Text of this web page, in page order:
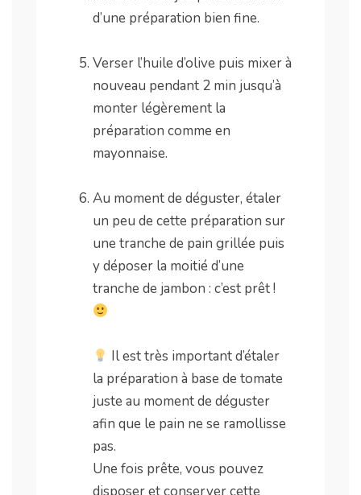
d’une préparation bien fine.
Verser l’huile d’olive puis mixer à
nouveau pendant 2 min jusqu’à
monter légèrement la
préparation comme en
mayonnaise.
Au moment de déguster, étaler
un peu de cette préparation sur
une tranche de pain grillée puis
y déposer la moitié d’une
tranche de jambon : c’est prêt !
Il est très important d’étaler
la préparation à base de tomate
juste au moment de déguster
afin que le pain ne se ramollisse
pas.
Une fois prête, vous pouvez